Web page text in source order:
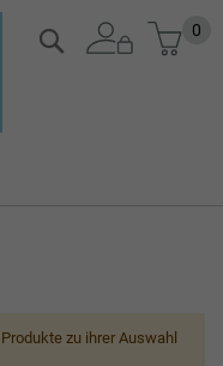
Zum
Inhalt
0
Suche
zu ihrer Auswahl